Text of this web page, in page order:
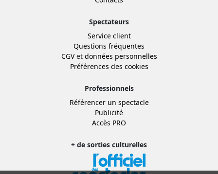
Spectateurs
Service client
Questions fréquentes
CGVet données personnelles
Préférences des cookies
Professionnels
Référencer un spectacle
Publicité
Accès PRO
+ de sorties culturelles